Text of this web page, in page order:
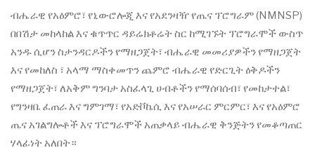
ብሔራዊ የአዕምሮ፣ የኒውሮሎጂ እና የአደንዛዥ የጤና ፕሮግራም (NMNSP)
በበሽታ መከላከል እና ቁጥጥር ዳይሬክቶሬት ስር ከሚገኙት ፕሮግራሞች ውስጥ
አንዱ ሲሆን ስታንዳርዶችን የማዘጋጀት፣ ብሔራዊ መመሪያዎችን የማዘጋጀት
እና የመከለስ ፣ አላማ ማስቀመጥን ጨምሮ ብሔራዊ የድርጊት ዕቅዶችን
የማዘጋጀት፣ ለአቅም ግንባታ አስፈላጊ ሀብቶችን የማሰባሰብ፣ የመከታተል፣
የግንዛቤ ፈጠራ እና ግምገማ፣ የአድቮኬሲ እና የአሠራር ምርምር፣ እና የአዕምሮ
ጤና አገልግሎቶች እና ፕሮግራሞች አጠቃላይ ብሔራዊ ቅንጅትን የመቆጣጠር
ሃላፊነት አለበት።